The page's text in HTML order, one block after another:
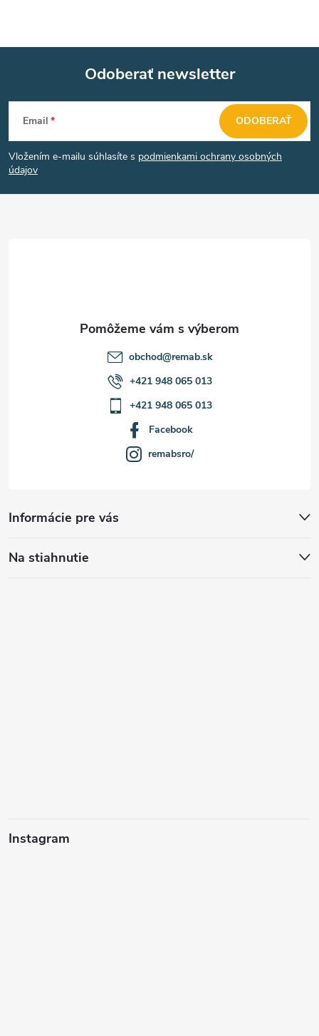
Z
á
p
Odoberať newsletter
Email
Vložením e-mailu súhlasíte s podmienkami ochrany osobných
údajov
ODOBERAŤ
Informácie pre vás
Na stiahnutie
Instagram
obchod@remab.sk
+421 948 065 013
+421 948 065 013
Facebook
remabsro/